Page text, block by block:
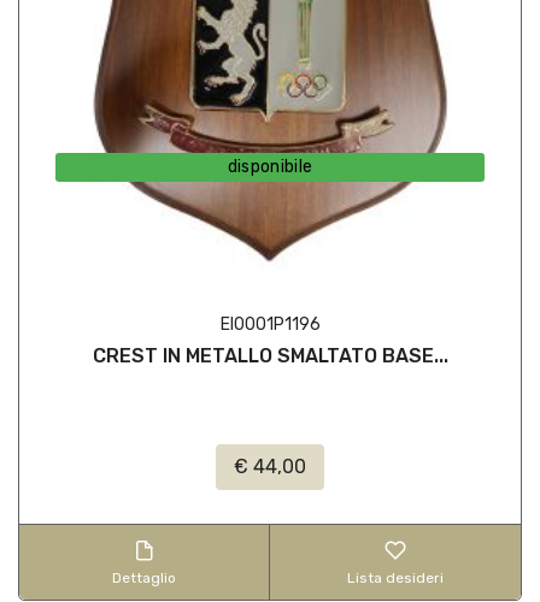
disponibile
EI0001P1196
CREST IN METALLO SMALTATO BASE...
€ 44,00
Dettaglio Lista desideri